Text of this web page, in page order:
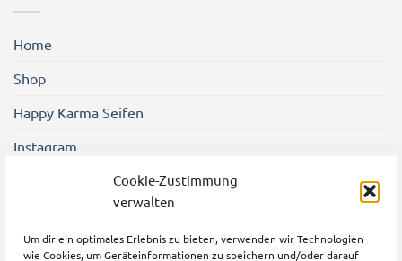
Cookie-Zustimmung
verwalten
Um dir ein optimales Erlebnis zu bieten, verwenden wir Technologien
wie Cookies, um Geräteinformationen zu speichern und/oder darauf
Home
Shop
Happy Karma Seifen
Instagram
Shener Gezgin Friseure